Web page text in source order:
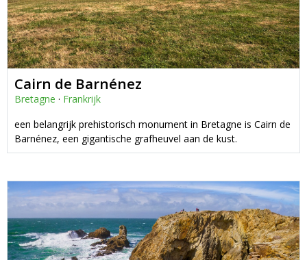
Cairn de Barnénez
Bretagne · Frankrijk
een belangrijk prehistorisch monument in Bretagne is Cairn de
Barnénez, een gigantische grafheuvel aan de kust.